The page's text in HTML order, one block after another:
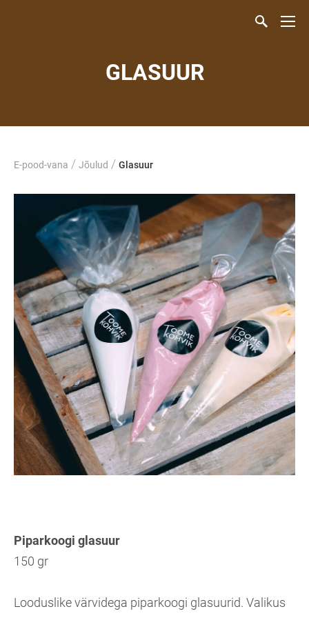
GLASUUR
E-pood-vana / Jõulud / Glasuur
Piparkoogi glasuur
150 gr
Looduslike värvidega piparkoogi glasuurid. Valikus